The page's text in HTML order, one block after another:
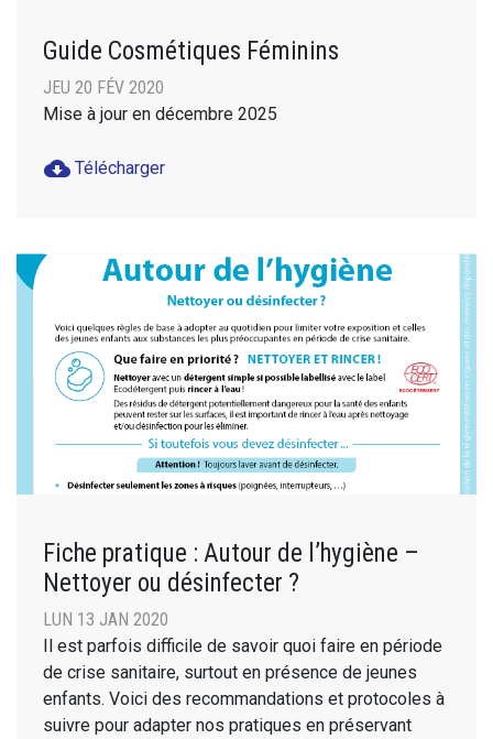
Guide Cosmétiques Féminins
JEU 20 FÉV 2020
Mise à jour en décembre 2025
cloud_download Télécharger
Fiche pratique : Autour de l’hygiène –
Nettoyer ou désinfecter ?
LUN 13 JAN 2020
Il est parfois difficile de savoir quoi faire en période
de crise sanitaire, surtout en présence de jeunes
enfants. Voici des recommandations et protocoles à
suivre pour adapter nos pratiques en préservant